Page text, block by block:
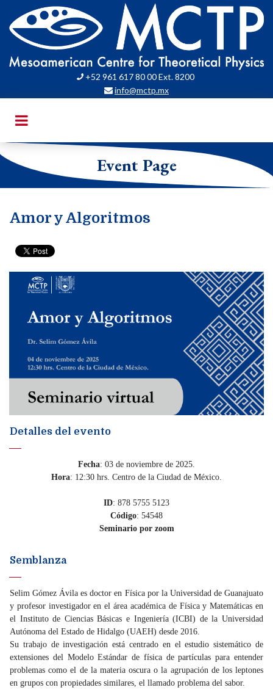
 +52 961 617 80 00 Ext. 8200
 info@mctp.mx
Event Page
Amor y Algoritmos
Detalles del evento
Fecha: 03 de noviembre de 2025.
Hora: 12:30 hrs. Centro de la Ciudad de México.
ID: 878 5755 5123
Código: 54548
Seminario por zoom
Semblanza
Selim Gómez Ávila es doctor en Física por la Universidad de Guanajuato
y profesor investigador en el área académica de Física y Matemáticas en
el Instituto de Ciencias Básicas e Ingeniería (ICBI) de la Universidad
Autónoma del Estado de Hidalgo (UAEH) desde 2016.
Su trabajo de investigación está centrado en el estudio sistemático de
extensiones del Modelo Estándar de física de partículas para entender
problemas como el de la materia oscura o la agrupación de los leptones
en grupos con propiedades similares, el llamado problema del sabor.